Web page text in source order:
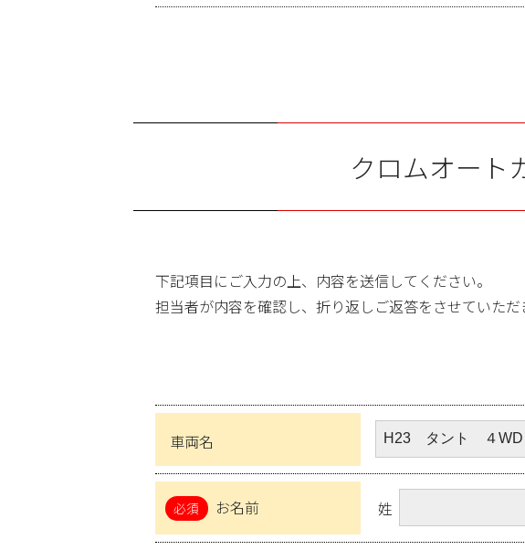
クロムオート
下記項目にご入力の上、内容を送信してください。
担当者が内容を確認し、折り返しご返答をさせていただ
車両名
お名前 姓